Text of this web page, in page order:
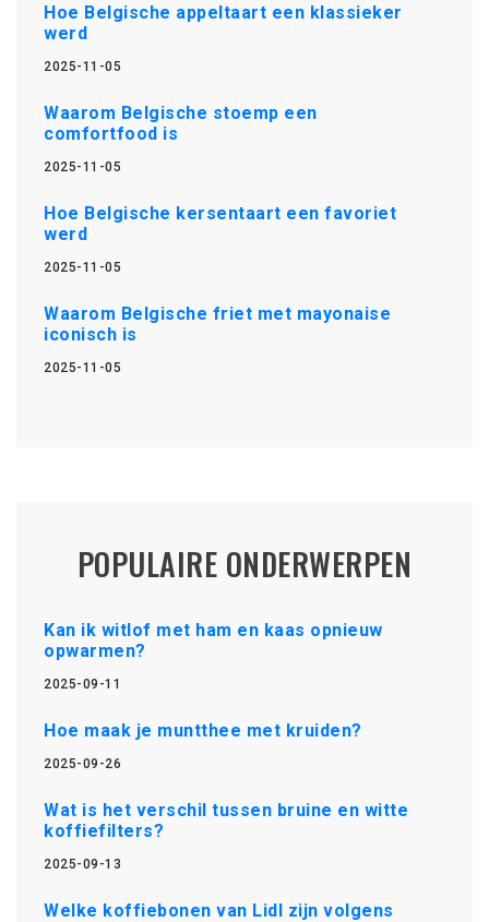
Hoe Belgische appeltaart een klassieker
werd
2025-11-05
Waarom Belgische stoemp een
comfortfood is
2025-11-05
Hoe Belgische kersentaart een favoriet
werd
2025-11-05
Waarom Belgische friet met mayonaise
iconisch is
2025-11-05
POPULAIRE ONDERWERPEN
Kan ik witlof met ham en kaas opnieuw
opwarmen?
2025-09-11
Hoe maak je muntthee met kruiden?
2025-09-26
Wat is het verschil tussen bruine en witte
koffiefilters?
2025-09-13
Welke koffiebonen van Lidl zijn volgens